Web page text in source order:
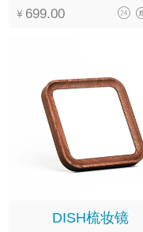
699.00
DISH梳妆镜